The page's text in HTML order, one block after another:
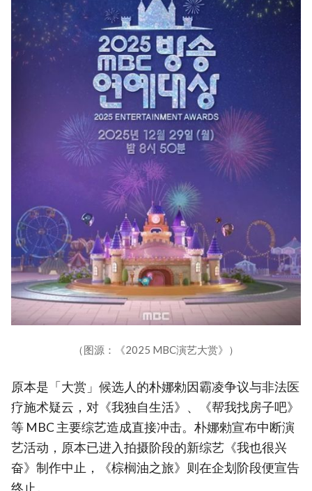
（图源：《2025 MBC演艺大赏》）
原本是「大赏」候选人的朴娜勑因霸凌争议与非法医
疗施术疑云，对《我独自生活》、《帮我找房子吧》
等 MBC 主要综艺造成直接冲击。朴娜勑宣布中断演
艺活动，原本已进入拍摄阶段的新综艺《我也很兴
奋》制作中止，《棕榈油之旅》则在企划阶段便宣告
终止。